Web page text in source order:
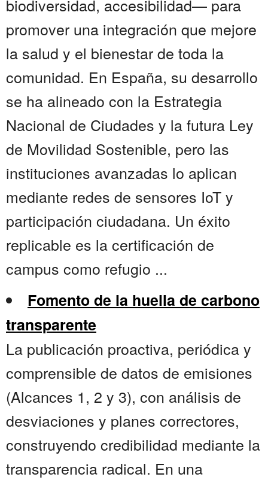
biodiversidad, accesibilidad— para
promover una integración que mejore
la salud y el bienestar de toda la
comunidad. En España, su desarrollo
se ha alineado con la Estrategia
Nacional de Ciudades y la futura Ley
de Movilidad Sostenible, pero las
instituciones avanzadas lo aplican
mediante redes de sensores IoT y
participación ciudadana. Un éxito
replicable es la certificación de
campus como refugio ...
Fomento de la huella de carbono
transparente
La publicación proactiva, periódica y
comprensible de datos de emisiones
(Alcances 1, 2 y 3), con análisis de
desviaciones y planes correctores,
construyendo credibilidad mediante la
transparencia radical. En una